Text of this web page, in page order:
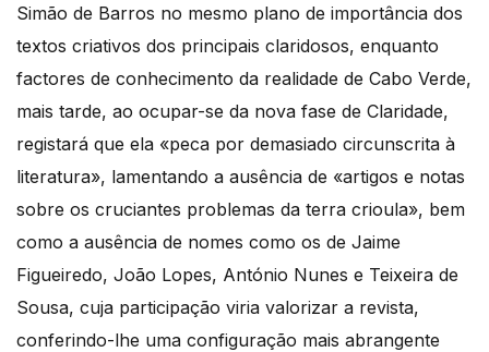
Simão de Barros no mesmo plano de importância dos
textos criativos dos principais claridosos, enquanto
factores de conhecimento da realidade de Cabo Verde,
mais tarde, ao ocupar-se da nova fase de Claridade,
registará que ela «peca por demasiado circunscrita à
literatura», lamentando a ausência de «artigos e notas
sobre os cruciantes problemas da terra crioula», bem
como a ausência de nomes como os de Jaime
Figueiredo, João Lopes, António Nunes e Teixeira de
Sousa, cuja participação viria valorizar a revista,
conferindo-lhe uma configuração mais abrangente